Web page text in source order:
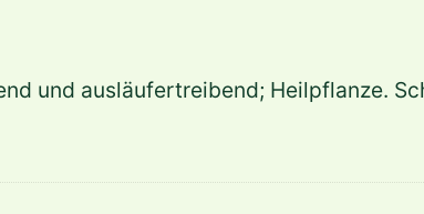
und ausläufertreibend; Heilpflanze.